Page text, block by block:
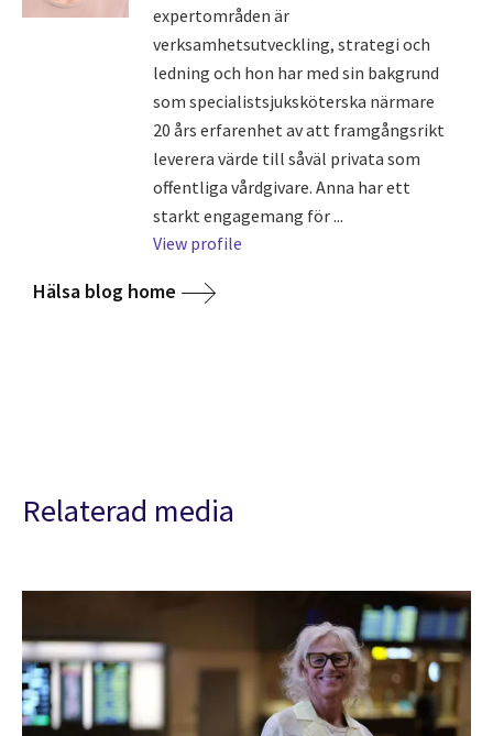
expertområden är
verksamhetsutveckling, strategi och
ledning och hon har med sin bakgrund
som specialistsjuksköterska närmare
20 års erfarenhet av att framgångsrikt
leverera värde till såväl privata som
offentliga vårdgivare. Anna har ett
starkt engagemang för ...
View profile
Hälsa blog home
Relaterad media